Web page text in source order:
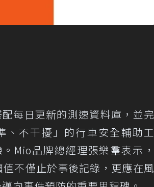
每日更新的測速資料庫，並完
、不干擾」的行車安全輔助工
Mio品牌總經理張樂羣表示，
不僅止於事後記錄，更應在風